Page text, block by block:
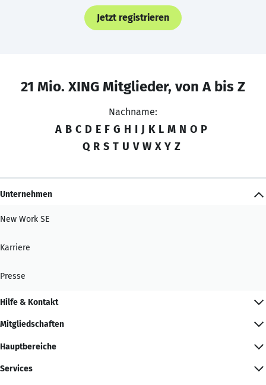
Jetzt registrieren
21 Mio. XING Mitglieder, von A bis Z
Nachname:
A B C D E F G H I J K L M N O P
Q R S T U V W X Y Z
Unternehmen
New Work SE
Karriere
Presse
Hilfe & Kontakt
Mitgliedschaften
Hauptbereiche
Services